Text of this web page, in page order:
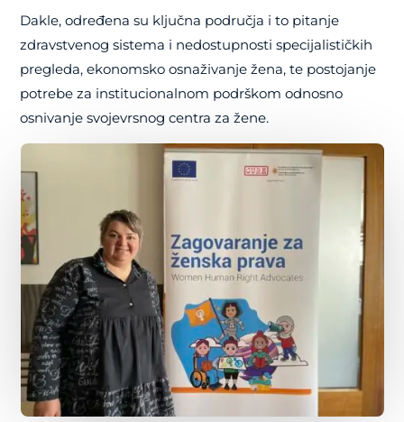
Dakle, određena su ključna područja i to pitanje
zdravstvenog sistema i nedostupnosti specijalističkih
pregleda, ekonomsko osnaživanje žena, te postojanje
potrebe za institucionalnom podrškom odnosno
osnivanje svojevrsnog centra za žene.